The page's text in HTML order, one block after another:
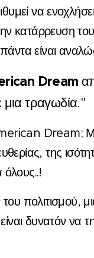
να
κατάρρευση
είναι
Dream
μια τραγωδία."
Dream;
της
όλους..!
πολιτισμού,
δυνατόν να